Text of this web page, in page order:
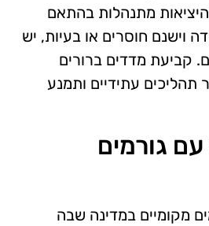
מתנהלות בהתאם
וישנם חוסרים או בעיות, יש
קביעת מדדים ברורים
תהליכים עתידיים ותמנע
גורמים
מקומיים במדינה שבה